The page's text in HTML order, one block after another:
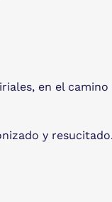
en el
y resucitado.